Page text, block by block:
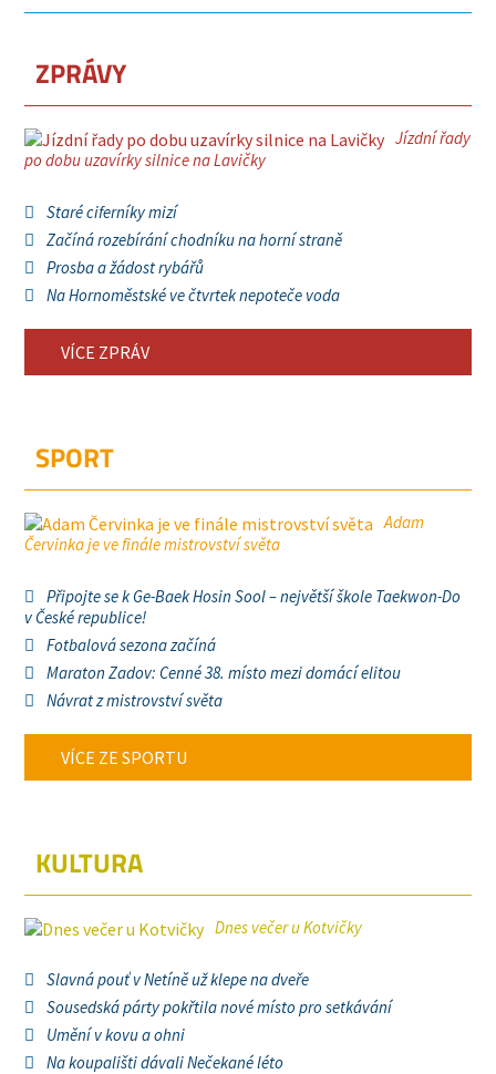
ZPRÁVY
Jízdní řady
po dobu uzavírky silnice na Lavičky
Staré ciferníky mizí
Začíná rozebírání chodníku na horní straně
Prosba a žádost rybářů
Na Hornoměstské ve čtvrtek nepoteče voda
VÍCE ZPRÁV
SPORT
Adam
Červinka je ve finále mistrovství světa
Připojte se k Ge-Baek Hosin Sool – největší škole Taekwon-Do
v České republice!
Fotbalová sezona začíná
Maraton Zadov: Cenné 38. místo mezi domácí elitou
Návrat z mistrovství světa
VÍCE ZE SPORTU
KULTURA
Dnes večer u Kotvičky
Slavná pouť v Netíně už klepe na dveře
Sousedská párty pokřtila nové místo pro setkávání
Umění v kovu a ohni
Na koupališti dávali Nečekané léto